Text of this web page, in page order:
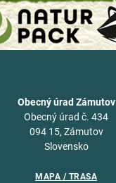
Obecný úrad Zámutov
Obecný úrad č. 434
094 15, Zámutov
Slovensko
MAPA / TRASA